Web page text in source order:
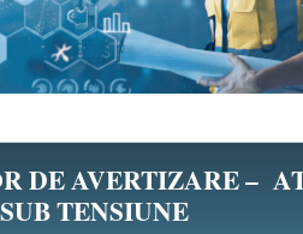
DE AVERTIZARE –
SUB TENSIUNE